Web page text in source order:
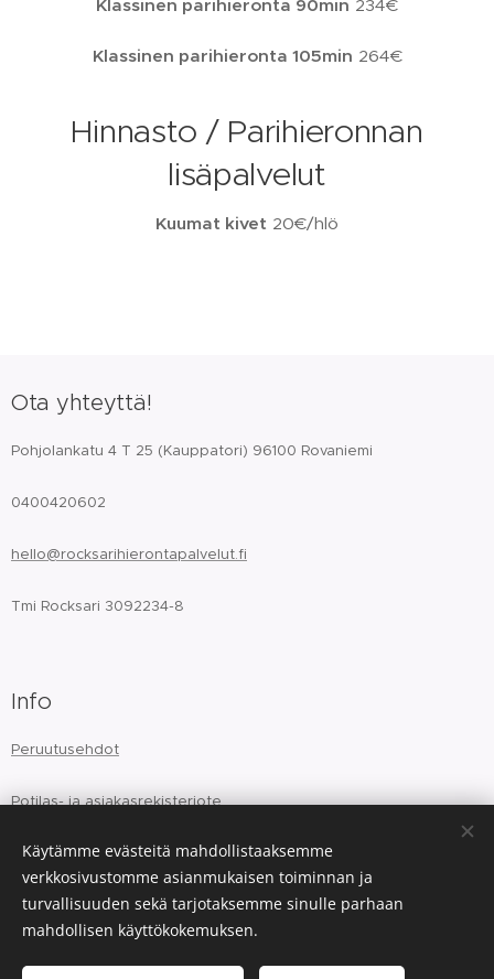
Klassinen parihieronta 90min 234€
Klassinen parihieronta 105min 264€
Hinnasto / Parihieronnan
lisäpalvelut
Kuumat kivet 20€/hlö
Ota yhteyttä!
Pohjolankatu 4 T 25 (Kauppatori) 96100 Rovaniemi
0400420602
hello@rocksarihierontapalvelut.fi
Tmi Rocksari 3092234-8
Info
Peruutusehdot
Potilas- ja asiakasrekisteriote
Evästeet
Käytämme evästeitä mahdollistaaksemme
verkkosivustomme asianmukaisen toiminnan ja
turvallisuuden sekä tarjotaksemme sinulle parhaan
mahdollisen käyttökokemuksen.